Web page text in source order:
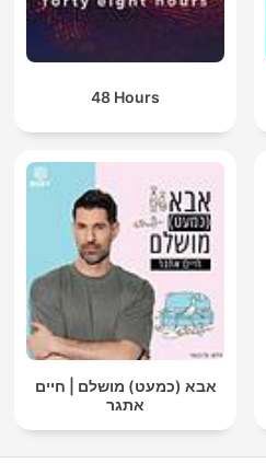
48 Hours
אבא (כמעט) מושלם | חיים
אתגר